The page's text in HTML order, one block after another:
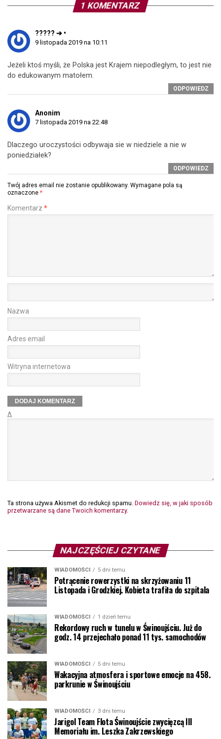
1 KOMENTARZ
????? ➔ •
9 listopada 2019 na 10:11
Jeżeli ktoś myśli, że Polska jest Krajem niepodległym, to jest nie
do edukowanym matołem.
ODPOWIEDZ
Anonim
7 listopada 2019 na 22:48
Dlaczego uroczystości odbywaja sie w niedziele a nie w
poniedziałek?
ODPOWIEDZ
Twój adres email nie zostanie opublikowany. Wymagane pola są
oznaczone *
Komentarz *
Nazwa
Adres email
Witryna internetowa
Δ
Ta strona używa Akismet do redukcji spamu. Dowiedz się, w jaki sposób
przetwarzane są dane Twoich komentarzy.
NAJCZĘŚCIEJ CZYTANE
WIADOMOŚCI 5 dni temu
Potrącenie rowerzystki na skrzyżowaniu 11
Listopada i Grodzkiej. Kobieta trafiła do szpitala
WIADOMOŚCI 1 dzień temu
Rekordowy ruch w tunelu w Świnoujściu. Już do
godz. 14 przejechało ponad 11 tys. samochodów
WIADOMOŚCI 5 dni temu
Wakacyjna atmosfera i sportowe emocje na 458.
parkrunie w Świnoujściu
WIADOMOŚCI 3 dni temu
Jarigol Team Flota Świnoujście zwycięzcą III
Memoriału im. Leszka Zakrzewskiego